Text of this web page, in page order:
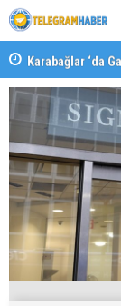
Karabağlar ‘da